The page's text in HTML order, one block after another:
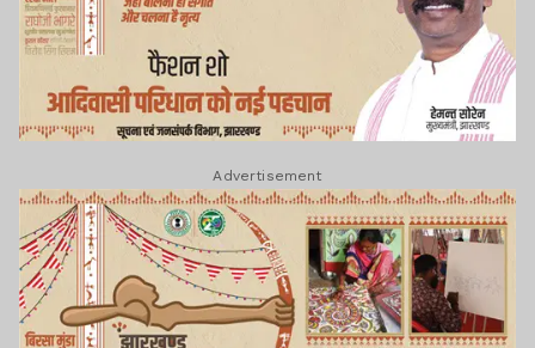
Advertisement